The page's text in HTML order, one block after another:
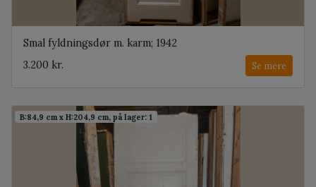
Smal fyldningsdør m. karm; 1942
3.200 kr.
Se mere
B:84,9 cm x H:204,9 cm, på lager: 1